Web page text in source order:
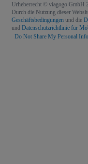
Urheberrecht © viagogo GmbH
Durch die Nutzung dieser
Geschäftsbedingungen und die
und Datenschutzrichtlinie für
Do Not Share My Personal